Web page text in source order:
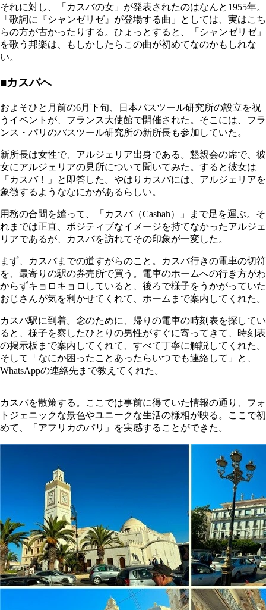
それに対し、「カスバの女」が発表されたのはなんと1955年。
「歌詞に『シャンゼリゼ』が登場する曲」としては、実はこち
らの方が古かったりする。ひょっとすると、「シャンゼリゼ」
を歌う邦楽は、もしかしたらこの曲が初めてなのかもしれな
い。
■カスバへ
およそひと月前の6月下旬、日本パスツール研究所の設立を祝
うイベントが、フランス大使館で開催された。そこには、フラ
ンス・パリのパスツール研究所の新所長も参加していた。
新所長は女性で、アルジェリア出身である。懇親会の席で、彼
女にアルジェリアの見所について聞いてみた。すると彼女は
「カスバ！」と即答した。やはりカスバには、アルジェリアを
象徴するようななにかがあるらしい。
用務の合間を縫って、「カスバ（Casbah）」まで足を運ぶ。そ
れまでは正直、ポジティブなイメージを持てなかったアルジェ
リアであるが、カスバを訪れてその印象が一変した。
まず、カスバまでの道すがらのこと。カスバ行きの電車の切符
を、最寄りの駅の券売所で買う。電車のホームへの行き方がわ
からずキョロキョロしていると、後ろで様子をうかがっていた
おじさんが気を利かせてくれて、ホームまで案内してくれた。
カスバ駅に到着。念のために、帰りの電車の時刻表を探してい
ると、様子を察したひとりの男性がすぐに寄ってきて、時刻表
の掲示板まで案内してくれて、すべて丁寧に解説してくれた。
そして「なにか困ったことあったらいつでも連絡して」と、
WhatsAppの連絡先まで教えてくれた。
カスバを散策する。ここでは事前に得ていた情報の通り、フォ
トジェニックな景色やユニークな生活の様相が映る。ここで初
めて、「アフリカのパリ」を実感することができた。